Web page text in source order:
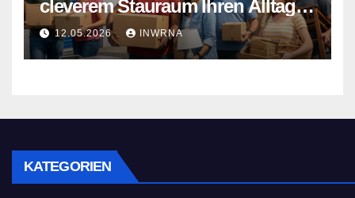
cleverem Stauraum Ihren Alltag
entlasten
12.05.2026 INWRNA
KATEGORIEN